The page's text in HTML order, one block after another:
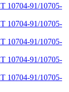
91/10705-
91/10705-
91/10705-
91/10705-
91/10705-